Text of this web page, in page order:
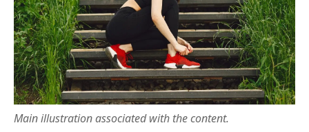
Main illustration associated with the content.